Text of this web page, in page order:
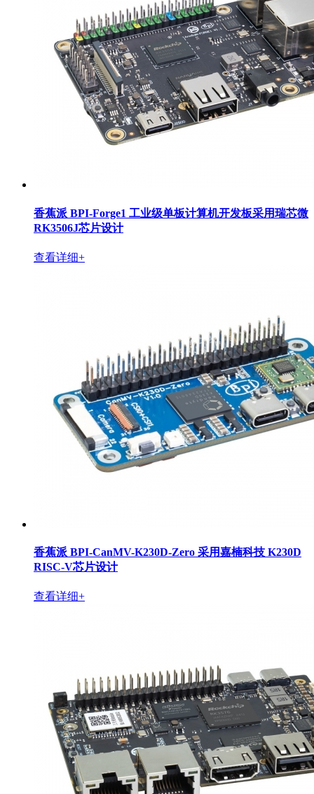
香蕉派 BPI-Forge1 工业级单板计算机开发板采用瑞芯微
RK3506J芯片设计
查看详细+
香蕉派 BPI-CanMV-K230D-Zero 采用嘉楠科技 K230D
RISC-V芯片设计
查看详细+